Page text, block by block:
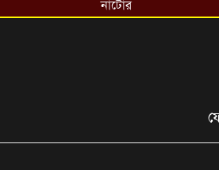
নাটোর